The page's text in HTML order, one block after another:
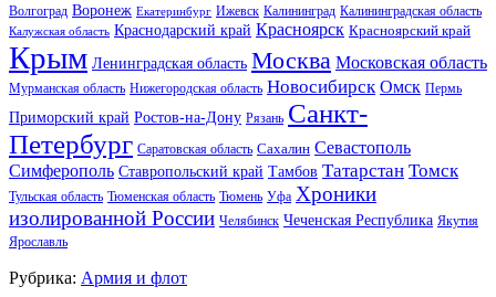
Волгоград Воронеж Екатеринбург Ижевск Калининград Калининградская область
Калужская область Краснодарский край Красноярск Красноярский край
Крым Ленинградская область Москва Московская область
Мурманская область Нижегородская область Новосибирск Омск Пермь
Приморский край Ростов-на-Дону Рязань Санкт-
Петербург Саратовская область Сахалин Севастополь
Симферополь Ставропольский край Тамбов Татарстан Томск
Тульская область Тюменская область Тюмень Уфа Хроники
изолированной России Челябинск Чеченская Республика Якутия
Ярославль
Рубрика: Армия и флот